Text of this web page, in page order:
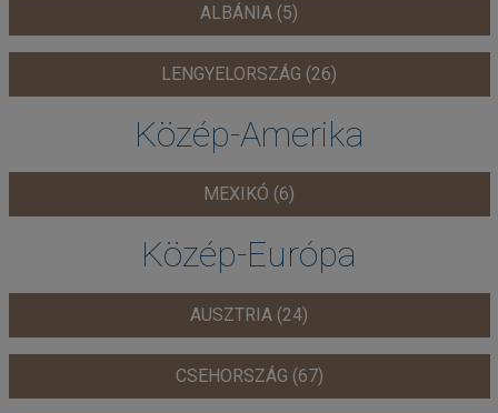
ALBÁNIA (5)
LENGYELORSZÁG (26)
Közép-Amerika
MEXIKÓ (6)
Közép-Európa
AUSZTRIA (24)
CSEHORSZÁG (67)